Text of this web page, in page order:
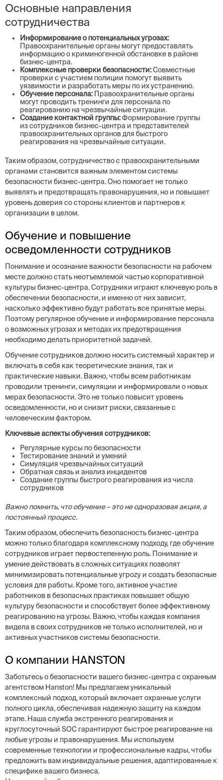
Основные направления
сотрудничества
Информирование о потенциальных угрозах:
Правоохранительные органы могут предоставлять
информацию о криминогенной обстановке в районе
бизнес-центра.
Комплексные проверки безопасности:Совместные
проверки с участием полиции помогут выявить
уязвимости и разработать меры по их устранению.
Обучение персонала: Правоохранительные органы
могут проводить тренинги для персонала по
реагированию на чрезвычайные ситуации.
Создание контактной группы:Формирование группы
из сотрудников бизнес-центра и представителей
правоохранительных органов для быстрого
реагирования на чрезвычайные ситуации.
Таким образом, сотрудничество с правоохранительными
органами становится важным элементом системы
безопасности бизнес-центра. Оно помогает не только
выявлять и предотвращать правонарушения, но и повышает
уровень доверия со стороны клиентов и партнеров к
организации в целом.
Обучение и повышение
осведомленности сотрудников
Понимание и осознание важности безопасности на рабочем
месте должно стать неотъемлемой частью корпоративной
культуры бизнес-центра. Сотрудники играют ключевую роль в
обеспечении безопасности, и именно от них зависит,
насколько эффективно будут работать все принятые меры.
Поэтому регулярное обучение и информирование персонала
о возможных угрозах и методах их предотвращения
необходимо делать приоритетной задачей.
Обучение сотрудников должно носить системный характер и
включать в себя как теоретические знания, так и
практические навыки. Важно, чтобы всем работникам
проводили тренинги, симуляции и информировали о новых
мерах безопасности. Это не только повысит уровень
осведомленности, но и снизит риски, связанные с
человеческим фактором.
Ключевые аспекты обучения сотрудников:
Регулярные курсы по безопасности
Тестирование знаний и умений
Симуляция чрезвычайных ситуаций
Обратная связь и анализ инцидентов
Создание группы быстрого реагирования из числа
сотрудников
Важно помнить, что обучение – это не одноразовая акция, а
постоянный процесс.
Таким образом, обеспечить безопасность бизнес-центра
можно только благодаря комплексному подходу, где обучение
сотрудников играет первостепенную роль. Понимание и
умение действовать в сложных ситуациях позволят
минимизировать потенциальные угрozy и создать безопасные
условия для работы. Кроме того, активное участие
работников в безопасных практиках повышает общую
культуру безопасности и способствует более эффективному
реагированию на угрозы. Важно, чтобы каждая компания
видела в своих сотрудников не только исполнителей, но и
активных участников системы безопасности.
О компании HANSTON
Заботьтесь о безопасности вашего бизнес-центра с охранным
агентством Hanston! Мы предлагаем уникальный
комплексный подход, который включает охранные услуги
полного цикла, обеспечивая надежную защиту на каждом
этапе. Наша служба экстренного реагирования и
круглосуточный SOC гарантируют быстрое реагирование на
любые угрозы и правонарушения. Мы используем
современные технологии и профессиональные кадры, чтобы
предложить вам индивидуальные решения, адаптированные к
специфике вашего бизнеса.